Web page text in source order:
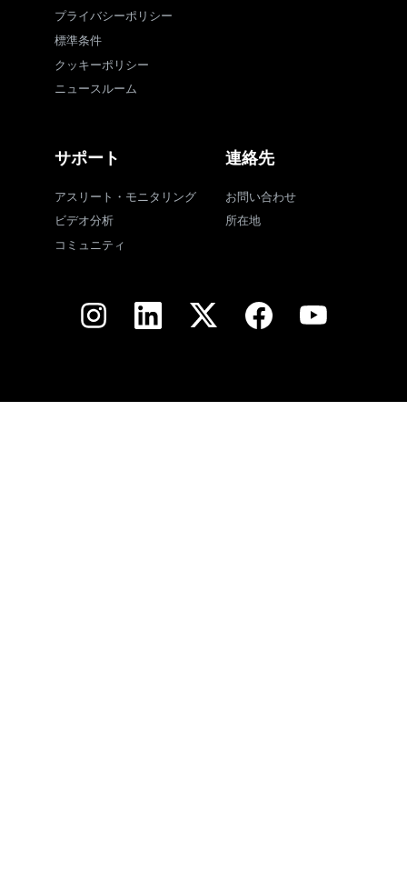
プライバシーポリシー
標準条件
クッキーポリシー
ニュースルーム
サポート
アスリート・モニタリング
ビデオ分析
コミュニティ
連絡先
お問い合わせ
所在地